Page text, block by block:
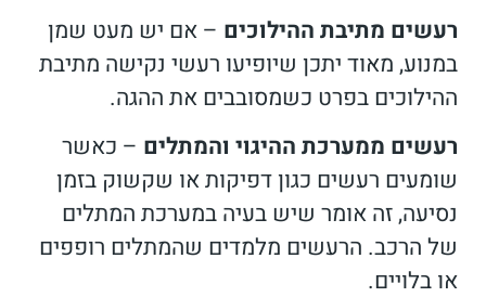
רעשים מתיבת ההילוכים – אם יש מעט שמן
במנוע, מאוד יתכן שיופיעו רעשי נקישה מתיבת
ההילוכים בפרט כשמסובבים את ההגה.
רעשים ממערכת ההיגוי והמתלים – כאשר
שומעים רעשים כגון דפיקות או שקשוק בזמן
נסיעה, זה אומר שיש בעיה במערכת המתלים
של הרכב. הרעשים מלמדים שהמתלים רופפים
או בלויים.